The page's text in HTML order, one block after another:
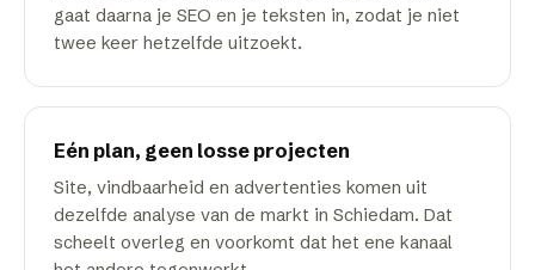
gaat daarna je SEO en je teksten in, zodat je niet
twee keer hetzelfde uitzoekt.
Eén plan, geen losse projecten
Site, vindbaarheid en advertenties komen uit
dezelfde analyse van de markt in Schiedam. Dat
scheelt overleg en voorkomt dat het ene kanaal